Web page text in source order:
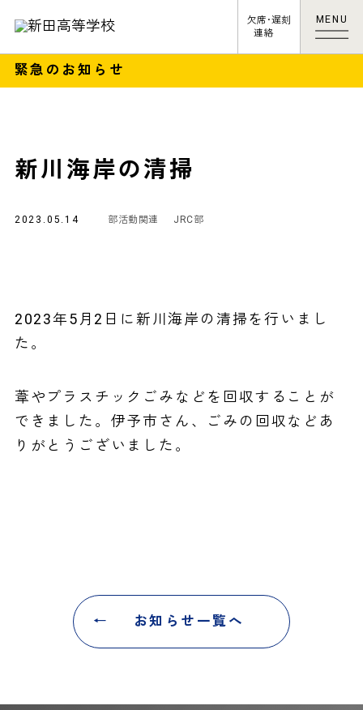
欠席･遅刻
連絡
MENU
緊急のお知らせ
新川海岸の清掃
2023.05.14 部活動関連 JRC部
2023年5月2日に新川海岸の清掃を行いまし
た。
葦やプラスチックごみなどを回収することが
できました。伊予市さん、ごみの回収などあ
りがとうございました。
お知らせ一覧へ